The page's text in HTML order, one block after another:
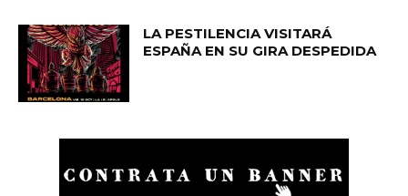
LA PESTILENCIA VISITARÁ
ESPAÑA EN SU GIRA DESPEDIDA